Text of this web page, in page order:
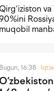
Qirg‘iziston
muqobil
Bugun, 16:38